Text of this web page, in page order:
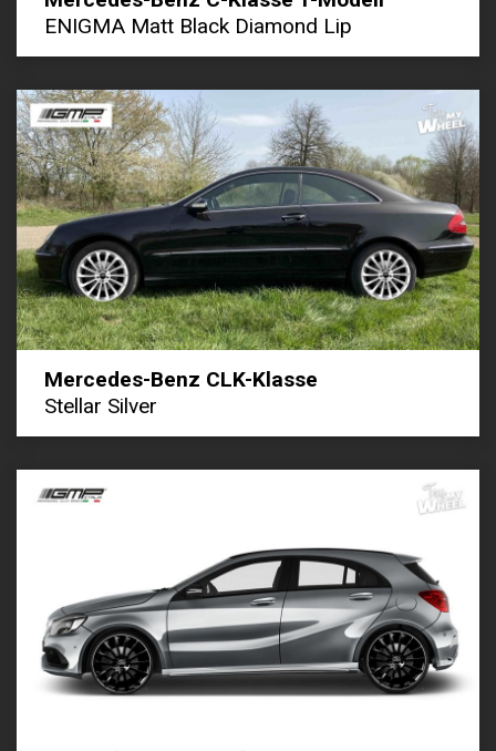
ENIGMA Matt Black Diamond Lip
Mercedes-Benz CLK-Klasse
Stellar Silver